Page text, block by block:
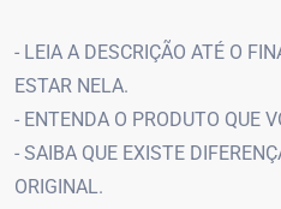
- LEIA A DESCRIÇÃO ATÉ O
ESTAR NELA.
- ENTENDA O PRODUTO QUE
- SAIBA QUE EXISTE
ORIGINAL.